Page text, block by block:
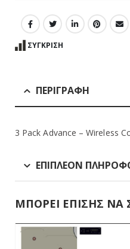
ΣΎΓΚΡΙΣΗ
ΠΕΡΙΓΡΑΦΉ
3 Pack Advance – Wireless
ΕΠΙΠΛΈΟΝ
ΜΠΟΡΕΊ ΕΠΊΣΗΣ ΝΑ